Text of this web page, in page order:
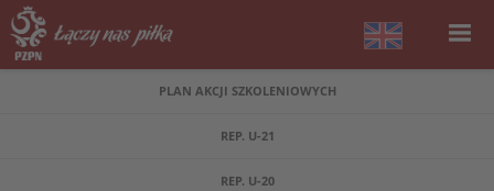
PLAN AKCJI SZKOLENIOWYCH
REP. U-21
REP. U-20